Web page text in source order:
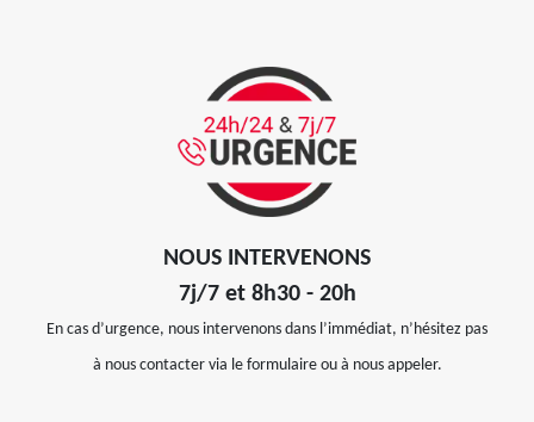
NOUS INTERVENONS
7j/7 et 8h30 - 20h
En cas d’urgence, nous intervenons dans l’immédiat, n’hésitez pas
à nous contacter via le formulaire ou à nous appeler.